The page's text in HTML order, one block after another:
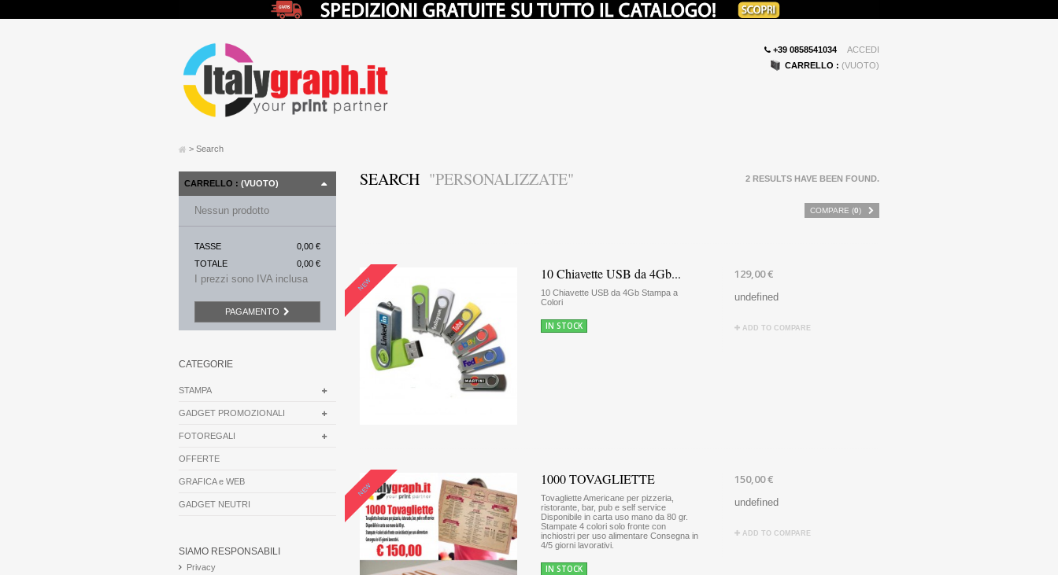
ACCEDI
+39 0858541034
CARRELLO : (VUOTO)
> Search
CARRELLO : (VUOTO)
Nessun prodotto
0,00 €
TASSE
0,00 €
TOTALE
I prezzi sono IVA inclusa
PAGAMENTO
CATEGORIE
STAMPA
GADGET PROMOZIONALI
FOTOREGALI
OFFERTE
GRAFICA e WEB
GADGET NEUTRI
SIAMO RESPONSABILI
Privacy
SEARCH "PERSONALIZZATE" 2 RESULTS HAVE BEEN FOUND.
COMPARE (0)
NEW
10 Chiavette USB da 4Gb...
10 Chiavette USB da 4Gb Stampa a
Colori
IN STOCK
129,00 €
undefined
ADD TO COMPARE
NEW
1000 TOVAGLIETTE
Tovagliette Americane per pizzeria,
ristorante, bar, pub e self service
Disponibile in carta uso mano da 80 gr.
Stampate 4 colori solo fronte con
inchiostri per uso alimentare Consegna in
4/5 giorni lavorativi.
IN STOCK
150,00 €
undefined
ADD TO COMPARE